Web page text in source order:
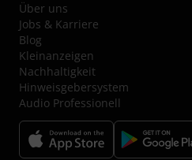
Über uns
Jobs & Karriere
Blog
Kleinanzeigen
Nachhaltigkeit
Hinweisgebersystem
Audio Professionell